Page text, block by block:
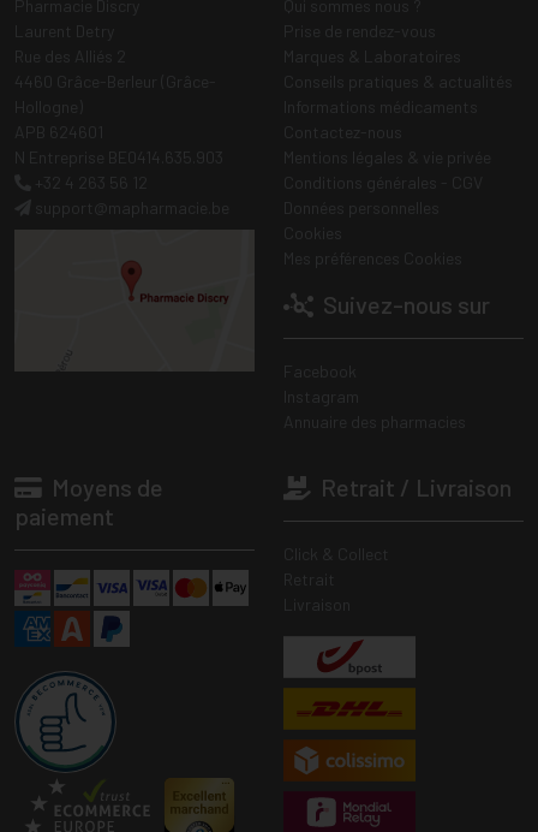
Suivez-nous sur
Moyens de
paiement
Retrait / Livraison